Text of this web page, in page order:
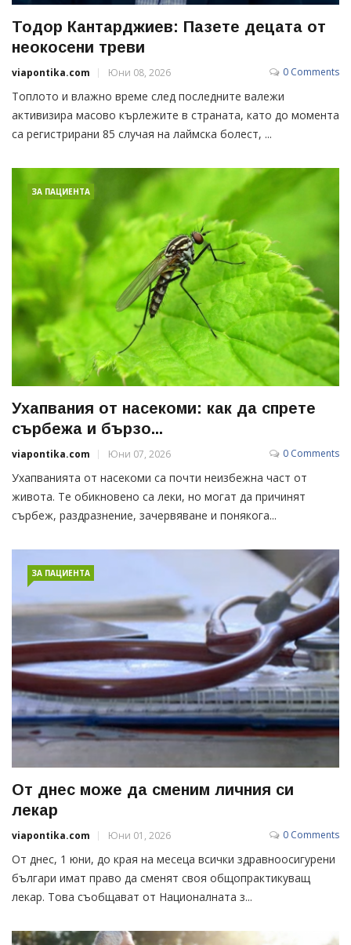
Тодор Кантарджиев: Пазете децата от
неокосени треви
viapontika.com Юни 08, 2026 0 Comments
Топлото и влажно време след последните валежи
активизира масово кърлежите в страната, като до момента
са регистрирани 85 случая на лаймска болест, ...
ЗА ПАЦИЕНТА
Ухапвания от насекоми: как да спрете
сърбежа и бързо...
viapontika.com Юни 07, 2026 0 Comments
Ухапванията от насекоми са почти неизбежна част от
живота. Те обикновено са леки, но могат да причинят
сърбеж, раздразнение, зачервяване и понякога...
ЗА ПАЦИЕНТА
От днес може да сменим личния си
лекар
viapontika.com Юни 01, 2026 0 Comments
От днес, 1 юни, до края на месеца всички здравноосигурени
българи имат право да сменят своя общопрактикуващ
лекар. Това съобщават от Националната з...